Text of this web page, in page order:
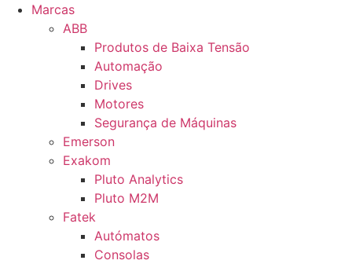
Marcas
ABB
Produtos de Baixa Tensão
Automação
Drives
Motores
Segurança de Máquinas
Emerson
Exakom
Pluto Analytics
Pluto M2M
Fatek
Autómatos
Consolas